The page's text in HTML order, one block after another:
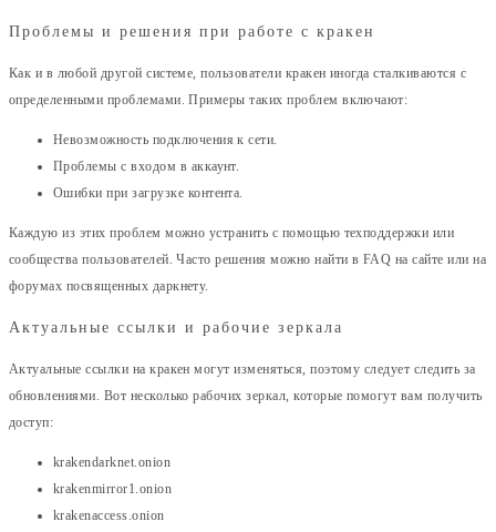
Проблемы и решения при работе с кракен
Как и в любой другой системе, пользователи кракен иногда сталкиваются с
определенными проблемами. Примеры таких проблем включают:
Невозможность подключения к сети.
Проблемы с входом в аккаунт.
Ошибки при загрузке контента.
Каждую из этих проблем можно устранить с помощью техподдержки или
сообщества пользователей. Часто решения можно найти в FAQ на сайте или на
форумах посвященных даркнету.
Актуальные ссылки и рабочие зеркала
Актуальные ссылки на кракен могут изменяться, поэтому следует следить за
обновлениями. Вот несколько рабочих зеркал, которые помогут вам получить
доступ:
krakendarknet.onion
krakenmirror1.onion
krakenaccess.onion